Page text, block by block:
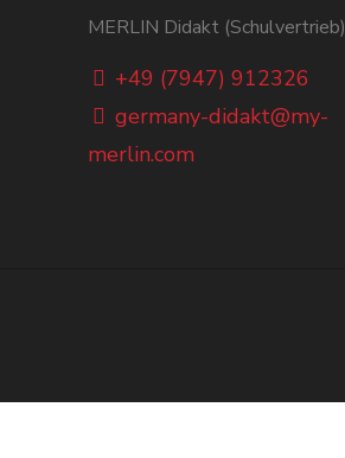
MERLIN Didakt (Schulvertrieb)
+49 (7947) 912326
germany-didakt@my-
merlin.com